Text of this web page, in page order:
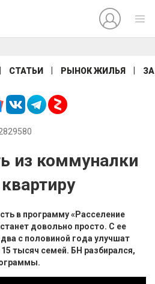
СТАТЬИ РЫНОК ЖИЛЬЯ
из коммуналки
в программу «Расселение
довольно просто. С ее
с половиной года улучшат
тысяч семей. БН разбирался,